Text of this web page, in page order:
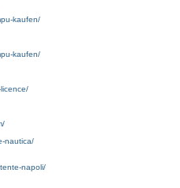
kaufen/
kaufen/
nautica/
napoli/